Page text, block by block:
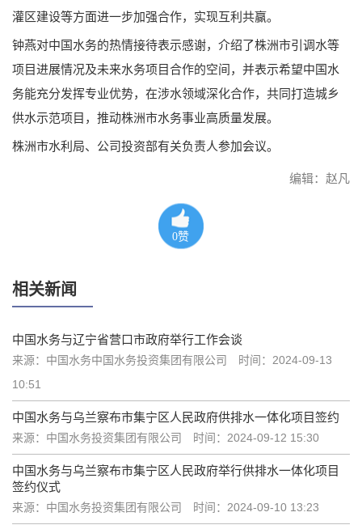
灌区建设等方面进一步加强合作，实现互利共赢。
钟燕对中国水务的热情接待表示感谢，介绍了株洲市引调水等
项目进展情况及未来水务项目合作的空间，并表示希望中国水
务能充分发挥专业优势，在涉水领域深化合作，共同打造城乡
供水示范项目，推动株洲市水务事业高质量发展。
株洲市水利局、公司投资部有关负责人参加会议。
编辑：赵凡
0赞
相关新闻
中国水务与辽宁省营口市政府举行工作会谈
来源：中国水务中国水务投资集团有限公司
时间：2024-09-13
10:51
中国水务与乌兰察布市集宁区人民政府供排水一体化项目签约
来源：中国水务投资集团有限公司 时间：2024-09-12 15:30
中国水务与乌兰察布市集宁区人民政府举行供排水一体化项目
签约仪式
来源：中国水务投资集团有限公司 时间：2024-09-10 13:23